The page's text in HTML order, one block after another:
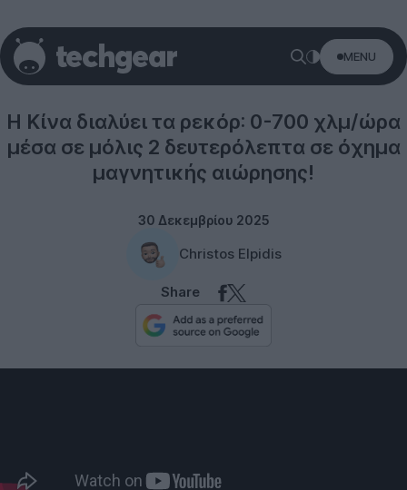
MENU
Technology
Η Κίνα διαλύει τα ρεκόρ: 0-700 χλμ/ώρα
μέσα σε μόλις 2 δευτερόλεπτα σε όχημα
μαγνητικής αιώρησης!
30 Δεκεμβρίου 2025
Christos Elpidis
Share